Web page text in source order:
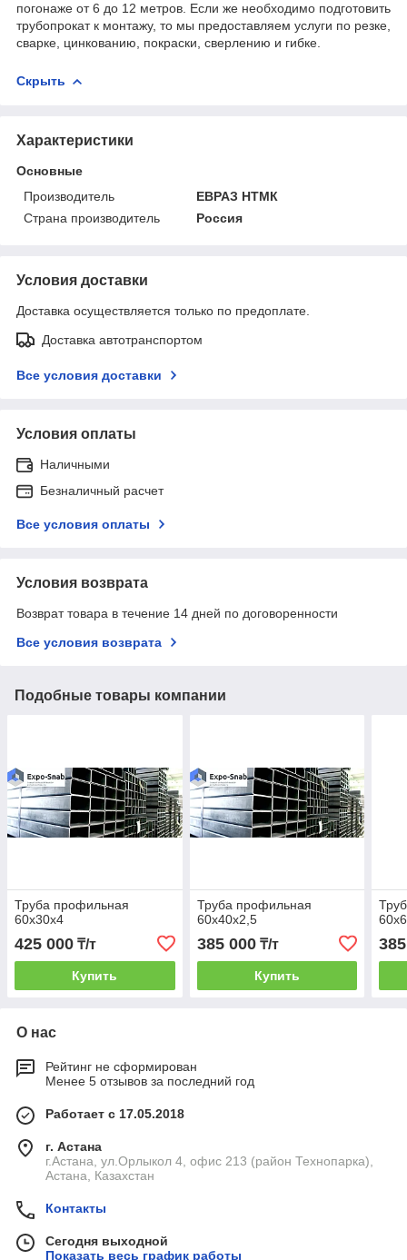
погонаже от 6 до 12 метров. Если же необходимо подготовить
трубопрокат к монтажу, то мы предоставляем услуги по резке,
сварке, цинкованию, покраски, сверлению и гибке.
Скрыть
Характеристики
Основные
Производитель
ЕВРАЗ НТМК
Страна производитель
Россия
Условия доставки
Доставка осуществляется только по предоплате.
Доставка автотранспортом
Все условия доставки
Условия оплаты
Наличными
Безналичный расчет
Все условия оплаты
Условия возврата
Возврат товара в течение 14 дней по договоренности
Все условия возврата
Подобные товары компании
Труба профильная
60х30х4
425 000 ₸/т
Купить
Труба профильная
60х40х2,5
385 000₸/т
Купить
О нас
Рейтинг не сформирован
Менее 5 отзывов за последний год
Работает с 17.05.2018
г. Астана
г.Астана, ул.Орлыкол 4, офис 213 (район Технопарка),
Астана, Казахстан
Контакты
Сегодня выходной
Показать весь график работы